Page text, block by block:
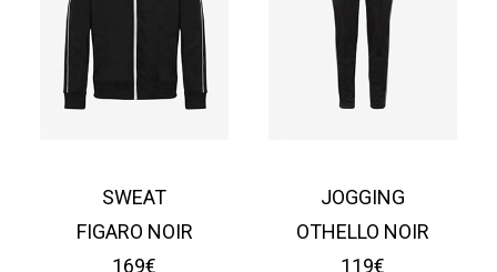
SWEAT
FIGARO NOIR
169€
JOGGING
OTHELLO NOIR
119€